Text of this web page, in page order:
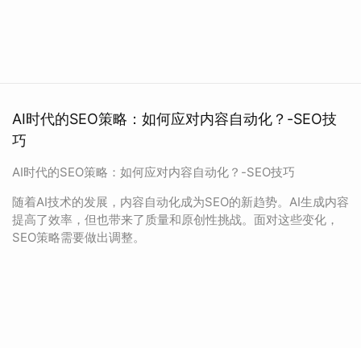
AI时代的SEO策略：如何应对内容自动化？-SEO技
巧
AI时代的SEO策略：如何应对内容自动化？-SEO技巧
随着AI技术的发展，内容自动化成为SEO的新趋势。AI生成内容
提高了效率，但也带来了质量和原创性挑战。面对这些变化，
SEO策略需要做出调整。